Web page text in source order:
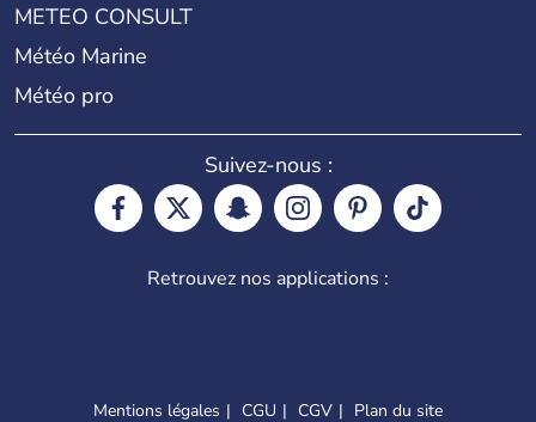
METEO CONSULT
Météo Marine
Météo pro
Suivez-nous :
Retrouvez nos applications :
Mentions légales CGU CGV Plan du site